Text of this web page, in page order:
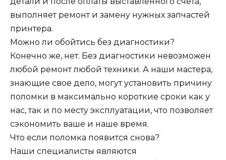
выполняет ремонт и замену нужных запчастей
принтера.
Можно ли обойтись без диагностики?
Конечно же, нет. Без диагностики невозможен
любой ремонт любой техники. А наши мастера,
знающие свое дело, могут установить причину
поломки в максимально короткие сроки как у
нас, так и по месту эксплуатации, что позволяет
сэкономить ваше и наше время.
Что если поломка появится снова?
Наши специалисты являются